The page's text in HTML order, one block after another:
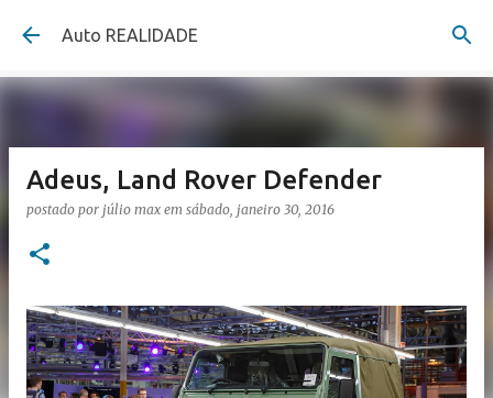
Pular para o conteúdo principal
Auto REALIDADE
Adeus, Land Rover Defender
postado por júlio max em sábado, janeiro 30, 2016